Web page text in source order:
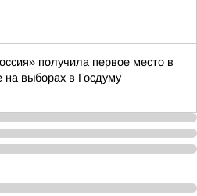
получила первое место в
на выборах в Госдуму